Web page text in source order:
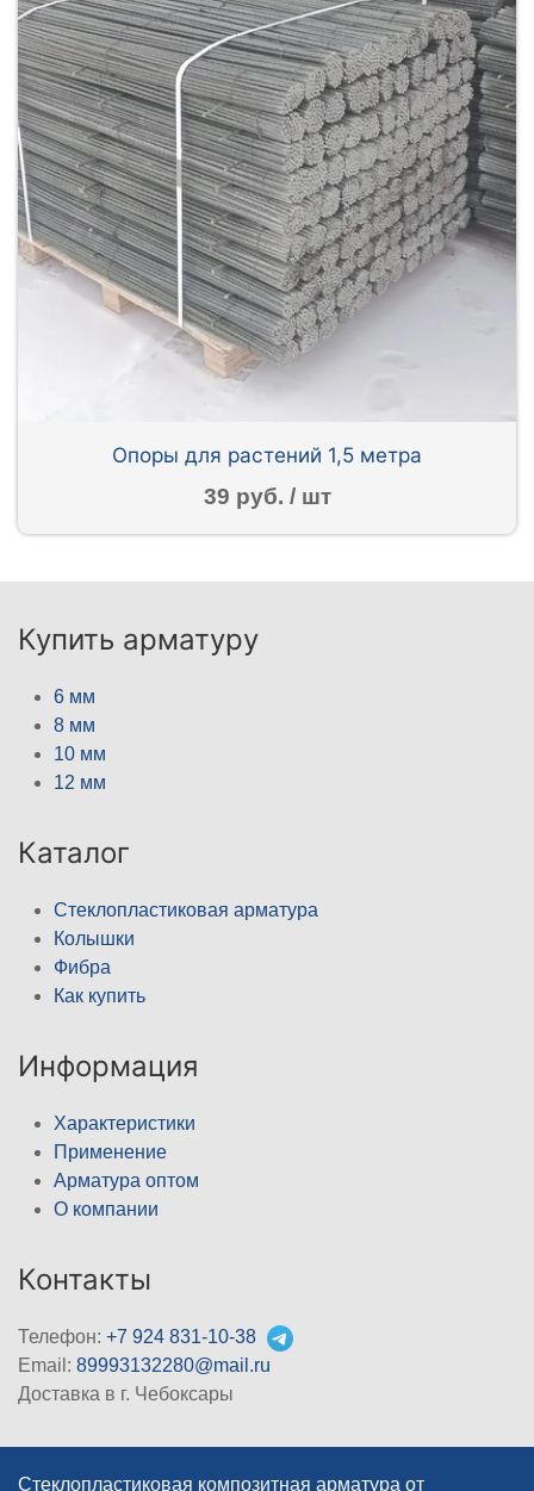
Опоры для растений 1,5 метра
39 руб. / шт
Купить арматуру
6 мм
8 мм
10 мм
12 мм
Каталог
Стеклопластиковая арматура
Колышки
Фибра
Как купить
Информация
Характеристики
Применение
Арматура оптом
О компании
Контакты
Телефон: +7 924 831-10-38
Email: 89993132280@mail.ru
Доставка в г. Чебоксары
Стеклопластиковая композитная арматура от